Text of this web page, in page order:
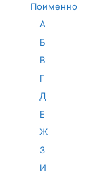
Поименно
А
Б
В
Г
Д
Е
Ж
З
И